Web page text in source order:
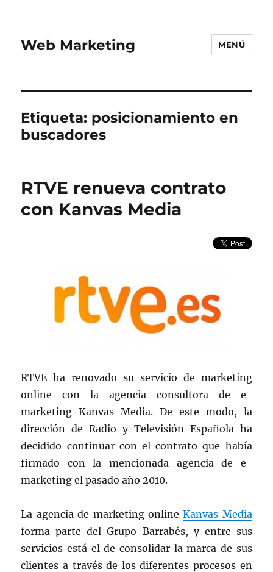
Web Marketing MENÚ
Etiqueta: posicionamiento en
buscadores
RTVE renueva contrato
con Kanvas Media
RTVE ha renovado su servicio de marketing
online con la agencia consultora de e-
marketing Kanvas Media. De este modo, la
dirección de Radio y Televisión Española ha
decidido continuar con el contrato que había
firmado con la mencionada agencia de e-
marketing el pasado año 2010.
La agencia de marketing onlineKanvas Media
forma parte del Grupo Barrabés, y entre sus
servicios está el de consolidar la marca de sus
clientes a través de los diferentes procesos en